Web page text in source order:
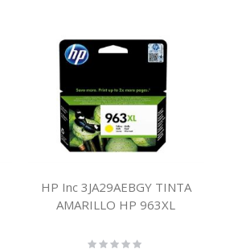
HP Inc 3JA29AEBGY TINTA
AMARILLO HP 963XL
Rating: